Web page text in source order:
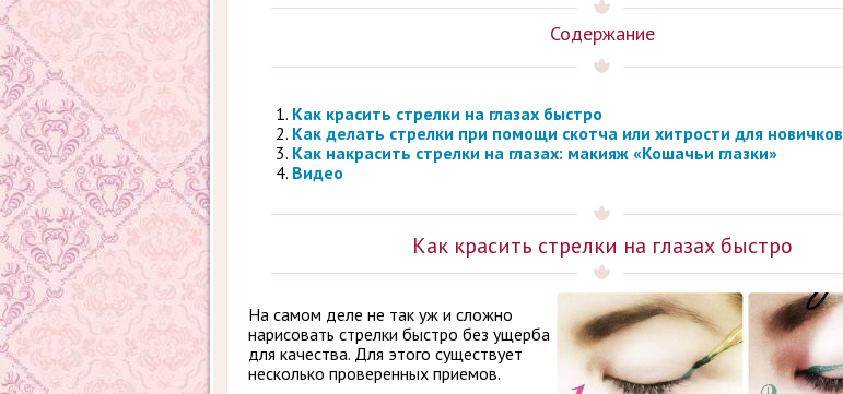
Содержание
Как красить стрелки на глазах быстро
Как делать стрелки при помощи скотча или хитрости для новичков
Как накрасить стрелки на глазах: макияж «Кошачьи глазки»
Видео
Как красить стрелки на глазах быстро
На самом деле не так уж и сложно
нарисовать стрелки быстро без ущерба
для качества. Для этого существует
несколько проверенных приемов.